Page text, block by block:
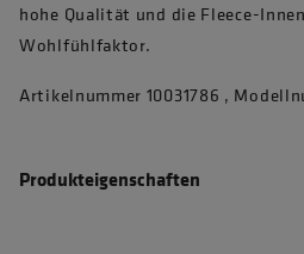
hohe Qualität und die Fleece-
Wohlfühlfaktor.
Artikelnummer 10031786 ,
Produkteigenschaften